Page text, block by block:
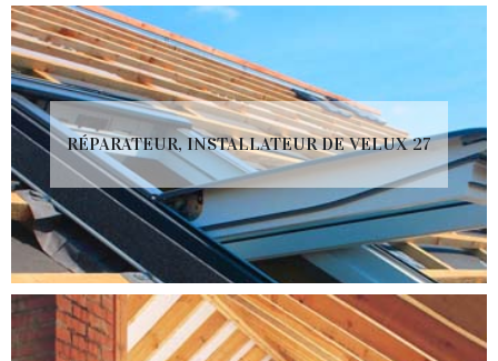
RÉPARATEUR, INSTALLATEUR DE VELUX 27